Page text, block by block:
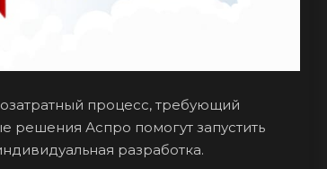
процесс, требующий
решения Аспро помогут запустить
разработка.